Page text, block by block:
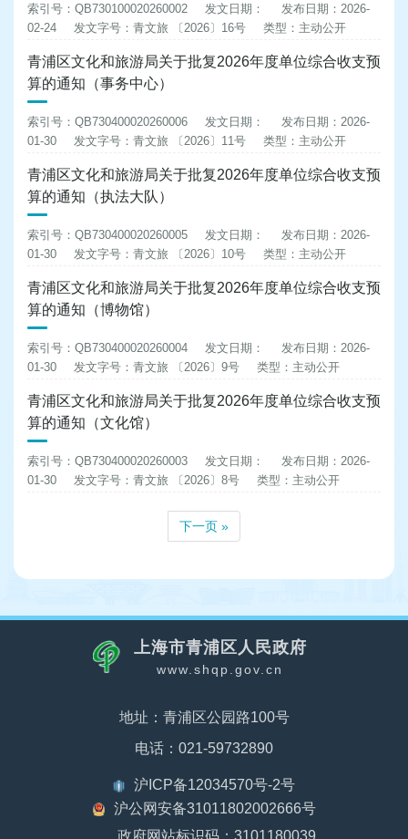
索引号：QB730100020260002 发文日期：
发布日期：2026-
02-24
发文字号：青文旅 〔2026〕16号 类型：主动公开
青浦区文化和旅游局关于批复2026年度单位综合收支预
算的通知（事务中心）
索引号：QB730400020260006 发文日期：
发布日期：2026-
01-30
发文字号：青文旅 〔2026〕11号 类型：主动公开
青浦区文化和旅游局关于批复2026年度单位综合收支预
算的通知（执法大队）
索引号：QB730400020260005 发文日期：
发布日期：2026-
01-30
发文字号：青文旅 〔2026〕10号 类型：主动公开
青浦区文化和旅游局关于批复2026年度单位综合收支预
算的通知（博物馆）
索引号：QB730400020260004 发文日期：
发布日期：2026-
01-30
发文字号：青文旅 〔2026〕9号 类型：主动公开
青浦区文化和旅游局关于批复2026年度单位综合收支预
算的通知（文化馆）
索引号：QB730400020260003 发文日期：
发布日期：2026-
01-30
发文字号：青文旅 〔2026〕8号 类型：主动公开
下一页 »
上海市青浦区人民政府
www.shqp.gov.cn
地址：青浦区公园路100号
电话：021-59732890
沪ICP备12034570号-2号
沪公网安备31011802002666号
政府网站标识码：3101180039